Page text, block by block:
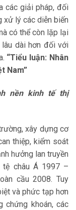
các giải pháp, đối
xử lý các diễn biến
có thể còn lặp lại
dài hơn đối với
“Tiểu luận: Nhân
Nam”
nền kinh tế thị
xây dựng cơ
thiệp, kiểm soát
hưởng lan truyền
tệ châu Á 1997 –
cầu 2008. Tuy
và phức tạp hơn
chứng khoán, các